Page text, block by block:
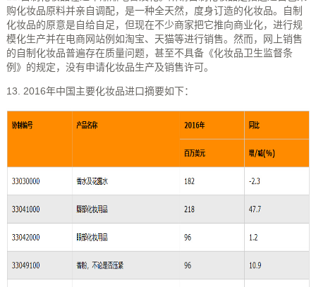
购化妆品原料并亲自调配，是一种全天然，度身订造的化妆品。自制
化妆品的原意是自给自足，但现在不少商家把它推向商业化，进行规
模化生产并在电商网站例如淘宝、天猫等进行销售。然而，网上销售
的自制化妆品普遍存在质量问题，甚至不具备《化妆品卫生监督条
例》的规定，没有申请化妆品生产及销售许可。
13. 2016年中国主要化妆品进口摘要如下：